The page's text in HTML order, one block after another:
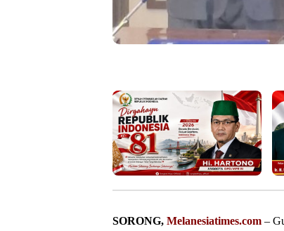
SORONG, Melanesiatimes.com –